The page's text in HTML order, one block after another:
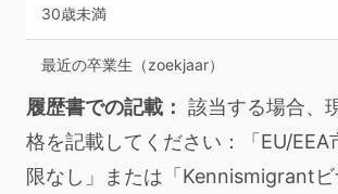
30歳未満
最近の卒業生（zoekjaar）
履歴書での記載： 該当する場合、
格を記載してください：「EU/EEA
限なし」または「Kennismigrant